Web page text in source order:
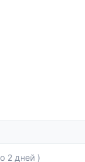
2 дней )